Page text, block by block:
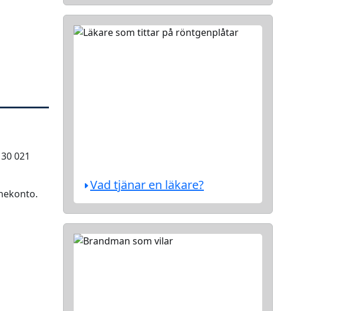
021
Vad tjänar en läkare?